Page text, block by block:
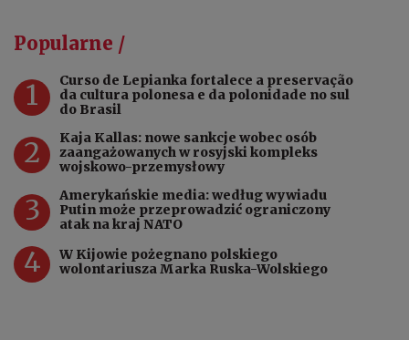
Popularne /
1
Curso de Lepianka fortalece a preservação
da cultura polonesa e da polonidade no sul
do Brasil
2
Kaja Kallas: nowe sankcje wobec osób
zaangażowanych w rosyjski kompleks
wojskowo-przemysłowy
3
Amerykańskie media: według wywiadu
Putin może przeprowadzić ograniczony
atak na kraj NATO
4
W Kijowie pożegnano polskiego
wolontariusza Marka Ruska-Wolskiego